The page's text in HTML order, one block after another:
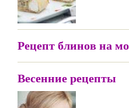
Рецепт блинов на
Весенние рецепты